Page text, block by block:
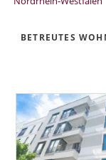
BETREUTES